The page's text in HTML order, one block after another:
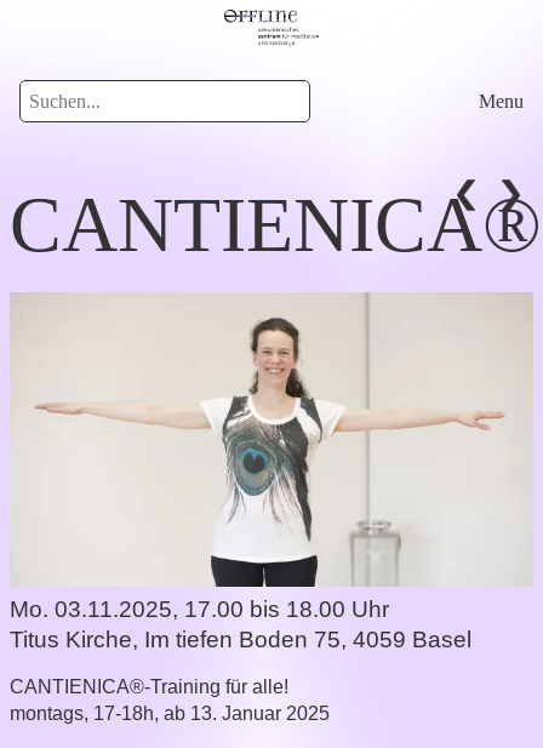
Menu
CANTIENICA®
Mo. 03.11.2025, 17.00 bis 18.00 Uhr
Titus Kirche, Im tiefen Boden 75, 4059 Basel
CANTIENICA®-Training für alle!
montags, 17-18h, ab 13. Januar 2025